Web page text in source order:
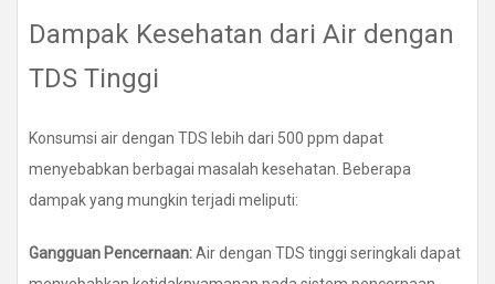
Dampak Kesehatan dari Air dengan
TDS Tinggi
Konsumsi air dengan TDS lebih dari 500 ppm dapat
menyebabkan berbagai masalah kesehatan. Beberapa
dampak yang mungkin terjadi meliputi:
Gangguan Pencernaan:Air dengan TDS tinggi seringkali dapat